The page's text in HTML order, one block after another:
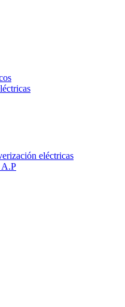
eléctricas
A.P